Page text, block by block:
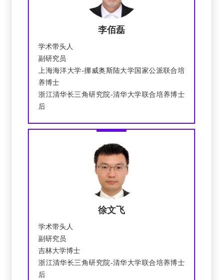
李佰磊
学术带头人
副研究员
上海海洋大学-挪威奥斯陆大学国家公派联合培
养博士
浙江清华长三角研究院-清华大学联合培养博士
后
徐文飞
学术带头人
副研究员
吉林大学博士
浙江清华长三角研究院-清华大学联合培养博士
后